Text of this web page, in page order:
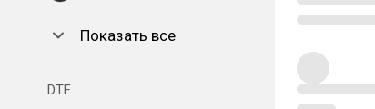
Показать все
DTF